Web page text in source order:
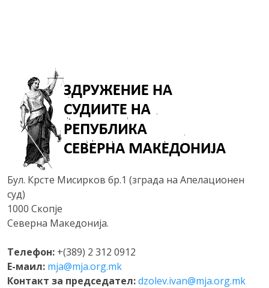
Бул. Крсте Мисирков бр.1 (зграда на Апелационен
суд)
1000 Скопје
Северна Македонија.
Телефон: +(389) 2 312 0912
Е-маил: mja@mja.org.mk
Контакт за председател:dzolev.ivan@mja.org.mk